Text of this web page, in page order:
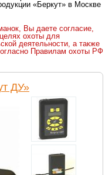
«Беркут» в Москве
Вы даете согласие,
охоты для
деятельности, а также
Правилам охоты РФ
ДУ»